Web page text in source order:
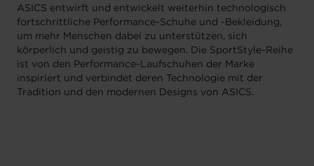
ASICS entwirft und entwickelt weiterhin technologisch
fortschrittliche Performance-Schuhe und -Bekleidung,
um mehr Menschen dabei zu unterstützen, sich
körperlich und geistig zu bewegen. Die SportStyle-Reihe
ist von den Performance-Laufschuhen der Marke
inspiriert und verbindet deren Technologie mit der
Tradition und den modernen Designs von ASICS.